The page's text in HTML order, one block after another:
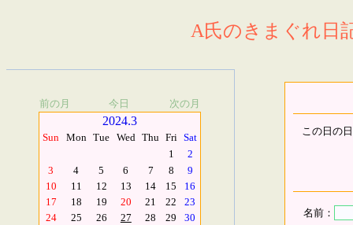
A氏のきまぐれ日
前の月 今日 次の月
2024.3
Sun Mon Tue Wed Thu Fri Sat
1
2
3
4 5 6 7 8
9
10
11 12 13 14 15
16
17
18 19 20 21 22
23
24
25 26 27 28 29
30
この日の
名前：